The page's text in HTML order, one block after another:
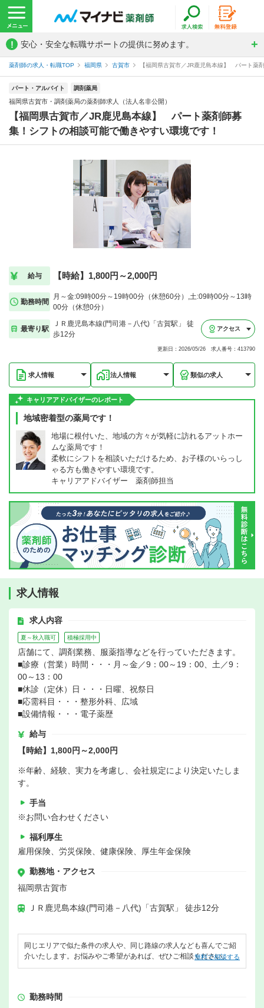
! 安心・安全な転職サポートの提供に努めます。
薬剤師の求人・転職TOP 福岡県 古賀市 【福岡県古賀市／JR鹿児島本線】 パート薬
パート・アルバイト 調剤薬局
福岡県古賀市・調剤薬局の薬剤師求人（法人名非公開）
【福岡県古賀市／JR鹿児島本線】 パート薬剤師募
集！シフトの相談可能で働きやすい環境です！
給与 【時給】1,800円～2,000円
勤務時間
月～金:09時00分～19時00分（休憩60分）,土:09時00分～13時
00分（休憩0分）
最寄り駅
ＪＲ鹿児島本線(門司港－八代)「古賀駅」 徒
歩12分
アクセス
更新日：2026/05/26 求人番号：413790
求人情報 法人情報 類似の求人
キャリアアドバイザーのレポート
地域密着型の薬局です！
地場に根付いた、地域の方々が気軽に訪れるアットホー
ムな薬局です！
柔軟にシフトを相談いただけるため、お子様のいらっし
ゃる方も働きやすい環境です。
キャリアアドバイザー 薬剤師担当
求人情報
求人内容
夏～秋入職可 積極採用中
店舗にて、調剤業務、服薬指導などを行っていただきます。
■診療（営業）時間・・・月～金／9：00～19：00、土／9：
00～13：00
■休診（定休）日・・・日曜、祝祭日
■応需科目・・・整形外科、広域
■設備情報・・・電子薬歴
給与
【時給】1,800円～2,000円
※年齢、経験、実力を考慮し、会社規定により決定いたしま
す。
手当
※お問い合わせください
福利厚生
雇用保険、労災保険、健康保険、厚生年金保険
勤務地・アクセス
福岡県古賀市
ＪＲ鹿児島本線(門司港－八代)「古賀駅」 徒歩12分
同じエリアで似た条件の求人や、同じ路線の求人なども喜んでご紹
介いたします。お悩みやご希望があれば、ぜひご相談ください。
無料で相談する
勤務時間